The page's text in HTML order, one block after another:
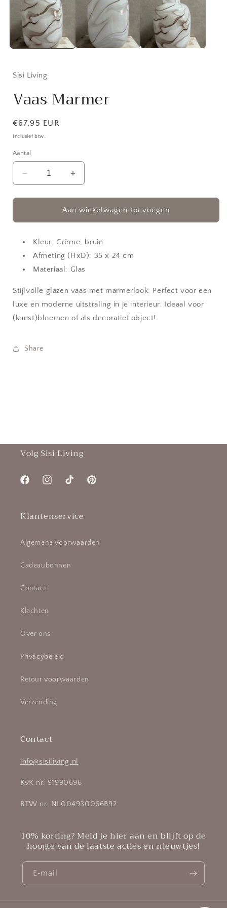
modaal
Sisi Living
Vaas Marmer
Normale
prijs
€67,95 EUR
Inclusief btw.
Aantal
Aantal
verlagen
voor
Marmer
Aantal
verhogen
voor
Vaas
Marmer
Aan winkelwagen toevoegen
Kleur: Crème, bruin
Afmeting (HxD): 35 x 24 cm
Materiaal: Glas
Stijlvolle glazen vaas met marmerlook. Perfect voor een
luxe en moderne uitstraling in je interieur. Ideaal voor
(kunst)bloemen of als decoratief object!
Share
Volg Sisi Living
FacebookInstagramTikTok Pinterest
Klantenservice
Algemene voorwaarden
Cadeaubonnen
Contact
Klachten
Over ons
Privacybeleid
Retour voorwaarden
Verzending
Contact
info@sisiliving.nl
KvK nr. 91990696
BTW nr. NL004930066B92
10% korting? Meld je hier aan en blijft op de
hoogte van de laatste acties en nieuwtjes!
E‑mail